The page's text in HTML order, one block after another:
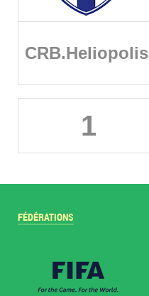
CRB.Heliopolis
1
FÉDÉRATIONS